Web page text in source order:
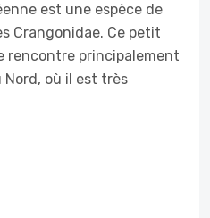
est une espèce de
Crangonidae. Ce petit
rencontre principalement
Nord, où il est très